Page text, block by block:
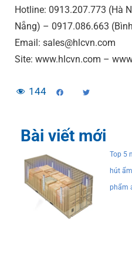
Hotline: 0913.207.773 (Hà
Nẵng) – 0917.086.663
Email: sales@hlcvn.com
Site: www.hlcvn.com –
144
Bài viết mới
Top 5
hút
phẩm